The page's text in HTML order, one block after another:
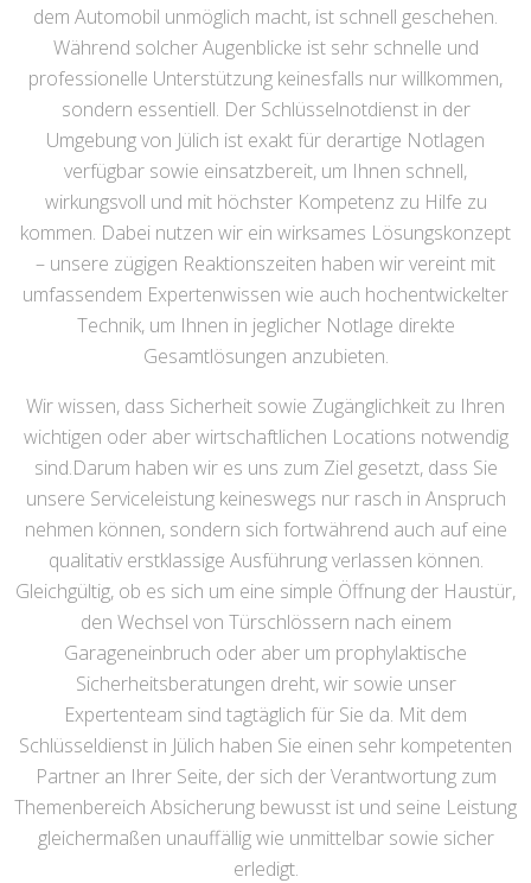
dem Automobil unmöglich macht, ist schnell geschehen.
Während solcher Augenblicke ist sehr schnelle und
professionelle Unterstützung keinesfalls nur willkommen,
sondern essentiell. Der Schlüsselnotdienst in der
Umgebung von Jülich ist exakt für derartige Notlagen
verfügbar sowie einsatzbereit, um Ihnen schnell,
wirkungsvoll und mit höchster Kompetenz zu Hilfe zu
kommen. Dabei nutzen wir ein wirksames Lösungskonzept
– unsere zügigen Reaktionszeiten haben wir vereint mit
umfassendem Expertenwissen wie auch hochentwickelter
Technik, um Ihnen in jeglicher Notlage direkte
Gesamtlösungen anzubieten.
Wir wissen, dass Sicherheit sowie Zugänglichkeit zu Ihren
wichtigen oder aber wirtschaftlichen Locations notwendig
sind.Darum haben wir es uns zum Ziel gesetzt, dass Sie
unsere Serviceleistung keineswegs nur rasch in Anspruch
nehmen können, sondern sich fortwährend auch auf eine
qualitativ erstklassige Ausführung verlassen können.
Gleichgültig, ob es sich um eine simple Öffnung der Haustür,
den Wechsel von Türschlössern nach einem
Garageneinbruch oder aber um prophylaktische
Sicherheitsberatungen dreht, wir sowie unser
Expertenteam sind tagtäglich für Sie da. Mit dem
Schlüsseldienst in Jülich haben Sie einen sehr kompetenten
Partner an Ihrer Seite, der sich der Verantwortung zum
Themenbereich Absicherung bewusst ist und seine Leistung
gleichermaßen unauffällig wie unmittelbar sowie sicher
erledigt.